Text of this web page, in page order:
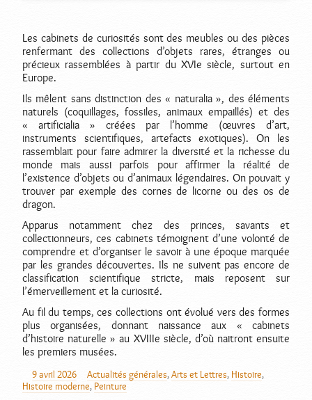
Les cabinets de curiosités sont des meubles ou des pièces
renfermant des collections d’objets rares, étranges ou
précieux rassemblées à partir du XVIe siècle, surtout en
Europe.
Ils mêlent sans distinction des « naturalia », des éléments
naturels (coquillages, fossiles, animaux empaillés) et des
« artificialia » créées par l’homme (œuvres d’art,
instruments scientifiques, artefacts exotiques). On les
rassemblait pour faire admirer la diversité et la richesse du
monde mais aussi parfois pour affirmer la réalité de
l’existence d’objets ou d’animaux légendaires. On pouvait y
trouver par exemple des cornes de licorne ou des os de
dragon.
Apparus notamment chez des princes, savants et
collectionneurs, ces cabinets témoignent d’une volonté de
comprendre et d’organiser le savoir à une époque marquée
par les grandes découvertes. Ils ne suivent pas encore de
classification scientifique stricte, mais reposent sur
l’émerveillement et la curiosité.
Au fil du temps, ces collections ont évolué vers des formes
plus organisées, donnant naissance aux « cabinets
d’histoire naturelle » au XVIIIe siècle, d’où naitront ensuite
les premiers musées.
AUTEUR
PUBLIÉ
LE
9 avril 2026 CATÉGORIES
Actualités générales,Arts et Lettres, Histoire,
Histoire moderne, Peinture